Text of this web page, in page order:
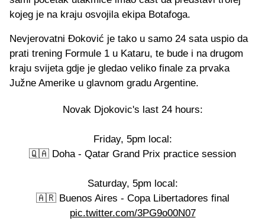
kojeg je na kraju osvojila ekipa Botafoga.
Nevjerovatni Đoković je tako u samo 24 sata uspio da
prati trening Formule 1 u Kataru, te bude i na drugom
kraju svijeta gdje je gledao veliko finale za prvaka
Južne Amerike u glavnom gradu Argentine.
Novak Djokovic's last 24 hours:
Friday, 5pm local:
🇶🇦 Doha - Qatar Grand Prix practice session
Saturday, 5pm local:
🇦🇷 Buenos Aires - Copa Libertadores final
pic.twitter.com/3PG9o00N07